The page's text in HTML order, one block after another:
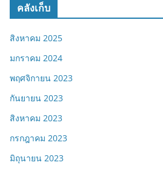
คลังเก็บ
สิงหาคม 2025
มกราคม 2024
พฤศจิกายน 2023
กันยายน 2023
สิงหาคม 2023
กรกฎาคม 2023
มิถุนายน 2023